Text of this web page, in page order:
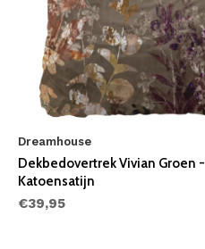
Dreamhouse
Dekbedovertrek Vivian Groen -
Katoensatijn
€39,95